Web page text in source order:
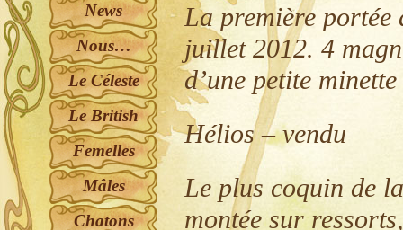
La première portée
juillet 2012. 4
d’une petite
Hélios – vendu
Le plus coquin de
montée sur
News
Nous…
Le Céleste
Le British
Femelles
Mâles
Chatons